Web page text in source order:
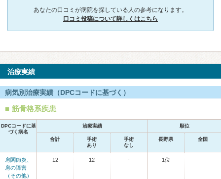
あなたの口コミが病院を探している人の参考になります。
口コミ投稿について詳しくはこちら
治療実績
病気別治療実績（DPCコードに基づく）
筋骨格系疾患
DPCコードに基
づく病名
治療実績 順位
合計
手術
あり
手術
なし
長野県 全国
肩関節炎、
肩の障害
（その他）
12 12 - 1位